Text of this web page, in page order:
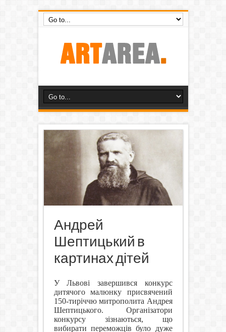
Андрей
Шептицький в
картинах дітей
У Львові завершився конкурс
дитячого малюнку присвячений
150-тиріччю митрополита Андрея
Шептицького. Організатори
конкурсу зізнаються, що
вибирати переможців було дуже